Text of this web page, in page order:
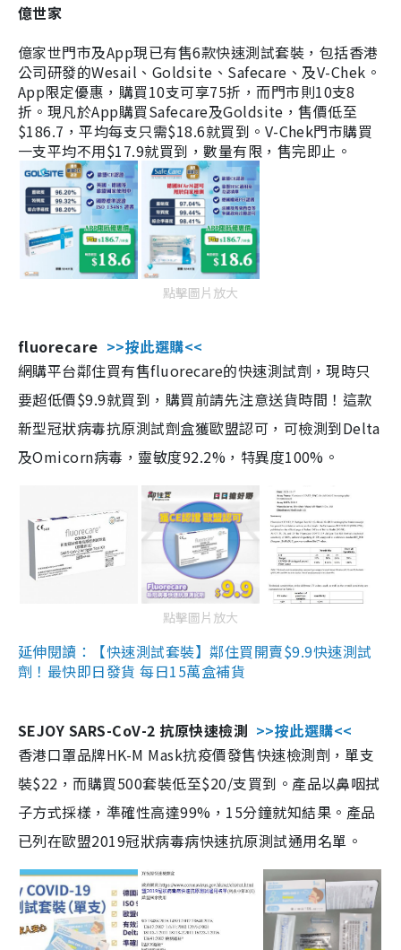
億世家
億家世門市及App現已有售6款快速測試套裝，包括香港
公司研發的Wesail、Goldsite、Safecare、及V-Chek。
App限定優惠，購買10支可享75折，而門市則10支8
折。現凡於App購買Safecare及Goldsite，售價低至
$186.7，平均每支只需$18.6就買到。V-Chek門市購買
一支平均不用$17.9就買到，數量有限，售完即止。
點擊圖片放大
fluorecare >>按此選購<<
網購平台鄰住買有售fluorecare的快速測試劑，現時只
要超低價$9.9就買到，購買前請先注意送貨時間！這款
新型冠狀病毒抗原測試劑盒獲歐盟認可，可檢測到Delta
及Omicorn病毒，靈敏度92.2%，特異度100%。
點擊圖片放大
延伸閱讀：【快速測試套裝】鄰住買開賣$9.9快速測試
劑！最快即日發貨 每日15萬盒補貨
SEJOY SARS-CoV-2 抗原快速檢測 >>按此選購<<
香港口罩品牌HK-M Mask抗疫價發售快速檢測劑，單支
裝$22，而購買500套裝低至$20/支買到。產品以鼻咽拭
子方式採樣，準確性高達99%，15分鐘就知結果。產品
已列在歐盟2019冠狀病毒病快速抗原測試通用名單。